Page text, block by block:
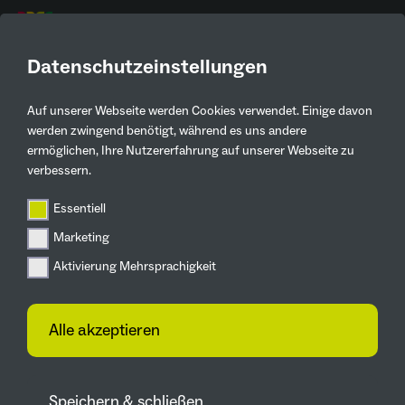
Datenschutzeinstellungen
Auf unserer Webseite werden Cookies verwendet. Einige davon
werden zwingend benötigt, während es uns andere
ermöglichen, Ihre Nutzererfahrung auf unserer Webseite zu
verbessern.
Essentiell
Marketing
Aktivierung Mehrsprachigkeit
Alle akzeptieren
JOIN US!
Stellenbeschreibung